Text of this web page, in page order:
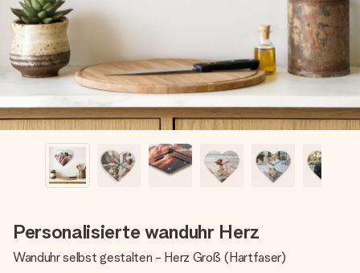
Montag - Freitag : 8:30 - 17:00 Uhr
Samstag - Sonntag : 8:30 - 13:00 Uhr
Personalisierte wanduhr Herz
Wanduhr selbst gestalten - Herz Groß (Hartfaser)